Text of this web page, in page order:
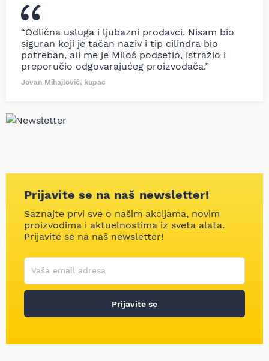
“Odlična usluga i ljubazni prodavci. Nisam bio
siguran koji je tačan naziv i tip cilindra bio
potreban, ali me je Miloš podsetio, istražio i
preporučio odgovarajućeg proizvođača.”
Jovan Mihajlović, kupac
Prijavite se na naš newsletter!
Saznajte prvi sve o našim akcijama, novim
proizvodima i aktuelnostima iz sveta alata.
Prijavite se na naš newsletter!
Korisničko ime
Vaša email adresa
Prijavite se